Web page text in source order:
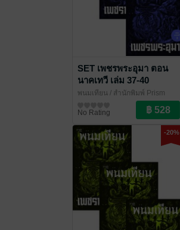
SET เพชรพระอุมา ตอน
นาคเทวี เล่ม 37-40
พนมเทียน / สำนักพิมพ์ Prism
นิยายผจญภัย/บู๊แอกชัน
No Rating
-20%